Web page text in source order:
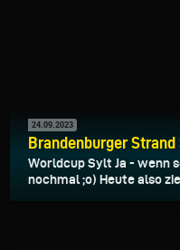
24.09.2023
Brandenburger
Worldcup Sylt Ja - wenn
nochmal ;o) Heute also